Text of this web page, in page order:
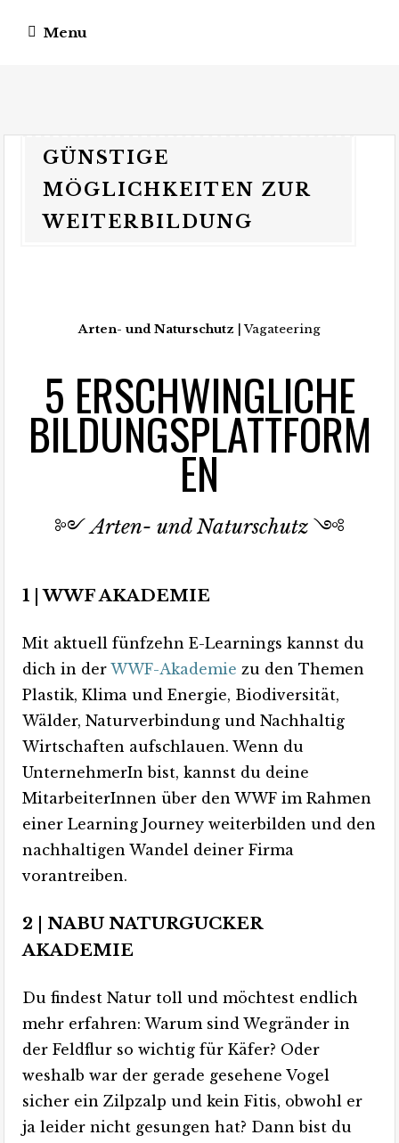
Menu
vagateers
GÜNSTIGE
MÖGLICHKEITEN ZUR
WEITERBILDUNG
Arten- und Naturschutz | Vagateering
5 ERSCHWINGLICHE
BILDUNGSPLATTFORM
EN
༻Arten- und Naturschutz ༺
1 | WWF AKADEMIE
Mit aktuell fünfzehn E-Learnings kannst du
dich in derWWF-Akademie zu den Themen
Plastik, Klima und Energie, Biodiversität,
Wälder, Naturverbindung und Nachhaltig
Wirtschaften aufschlauen. Wenn du
UnternehmerIn bist, kannst du deine
MitarbeiterInnen über den WWF im Rahmen
einer Learning Journey weiterbilden und den
nachhaltigen Wandel deiner Firma
vorantreiben.
2 | NABU NATURGUCKER
AKADEMIE
Du findest Natur toll und möchtest endlich
mehr erfahren: Warum sind Wegränder in
der Feldflur so wichtig für Käfer? Oder
weshalb war der gerade gesehene Vogel
sicher ein Zilpzalp und kein Fitis, obwohl er
ja leider nicht gesungen hat? Dann bist du